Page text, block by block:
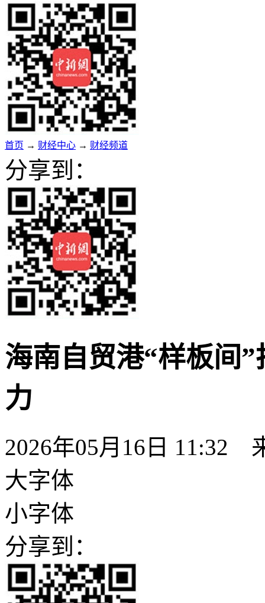
首页 → 财经中心 → 财经频道
分享到：
海南自贸港“样板间
力
2026年05月16日 11:32
大字体
小字体
分享到：